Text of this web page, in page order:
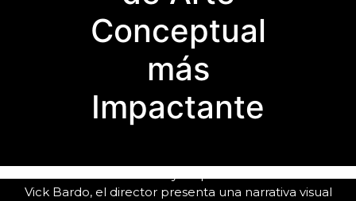
Conceptual
más
Impactante
Vick Bardo, el director presenta una narrativa visual